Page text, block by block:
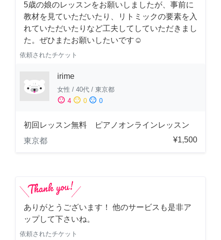
5歳の娘のレッスンをお願いしましたが、事前に
教材を見ていただいたり、リトミックの要素を入
れていただいたりなど工夫してしていただきまし
た。ぜひまたお願いしたいです☺️
依頼されたチケット
irime
女性 / 40代 / 東京都
sentiment_satisfied 4 sentiment_neutral 0 sentiment_dissatisfied 0
初回レッスン無料 ピアノオンラインレッスン
東京都
¥1,500
ありがとうございます！ 他のサービスも是非ア
ップして下さいね。
依頼されたチケット